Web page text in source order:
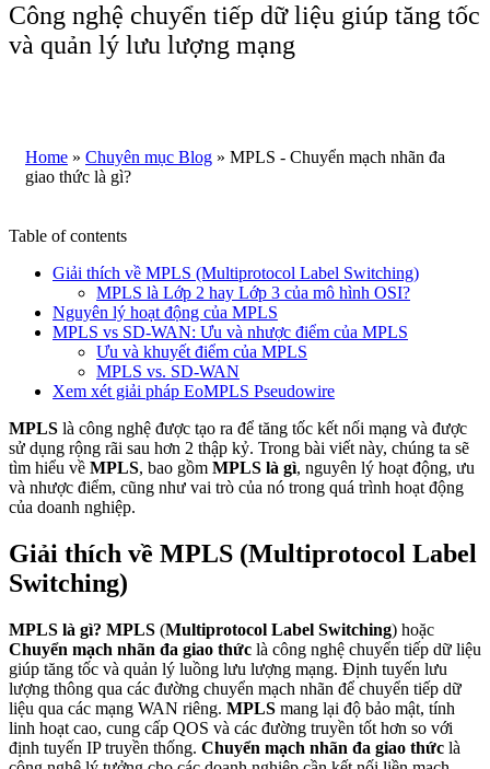
Công nghệ chuyển tiếp dữ liệu giúp tăng tốc
và quản lý lưu lượng mạng
Home » Chuyên mục Blog » MPLS - Chuyển mạch nhãn đa
giao thức là gì?
Table of contents
Giải thích về MPLS (Multiprotocol Label Switching)
MPLS là Lớp 2 hay Lớp 3 của mô hình OSI?
Nguyên lý hoạt động của MPLS
MPLS vs SD-WAN: Ưu và nhược điểm của MPLS
Ưu và khuyết điểm của MPLS
MPLS vs. SD-WAN
Xem xét giải pháp EoMPLS Pseudowire
MPLS là công nghệ được tạo ra để tăng tốc kết nối mạng và được
sử dụng rộng rãi sau hơn 2 thập kỷ. Trong bài viết này, chúng ta sẽ
tìm hiểu về MPLS, bao gồm MPLS là gì, nguyên lý hoạt động, ưu
và nhược điểm, cũng như vai trò của nó trong quá trình hoạt động
của doanh nghiệp.
Giải thích về MPLS (Multiprotocol Label
Switching)
MPLS là gì? MPLS (Multiprotocol Label Switching) hoặc
Chuyển mạch nhãn đa giao thức là công nghệ chuyển tiếp dữ liệu
giúp tăng tốc và quản lý luồng lưu lượng mạng. Định tuyến lưu
lượng thông qua các đường chuyển mạch nhãn để chuyển tiếp dữ
liệu qua các mạng WAN riêng. MPLS mang lại độ bảo mật, tính
linh hoạt cao, cung cấp QOS và các đường truyền tốt hơn so với
định tuyến IP truyền thống. Chuyển mạch nhãn đa giao thức là